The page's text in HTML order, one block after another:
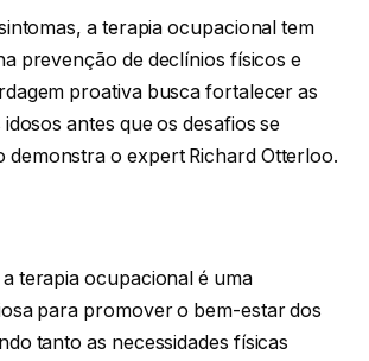
a terapia ocupacional tem
prevenção de declínios físicos e
proativa busca fortalecer as
idosos antes que os desafios se
demonstra o expert Richard Otterloo.
terapia ocupacional é uma
para promover o bem-estar dos
tanto as necessidades físicas